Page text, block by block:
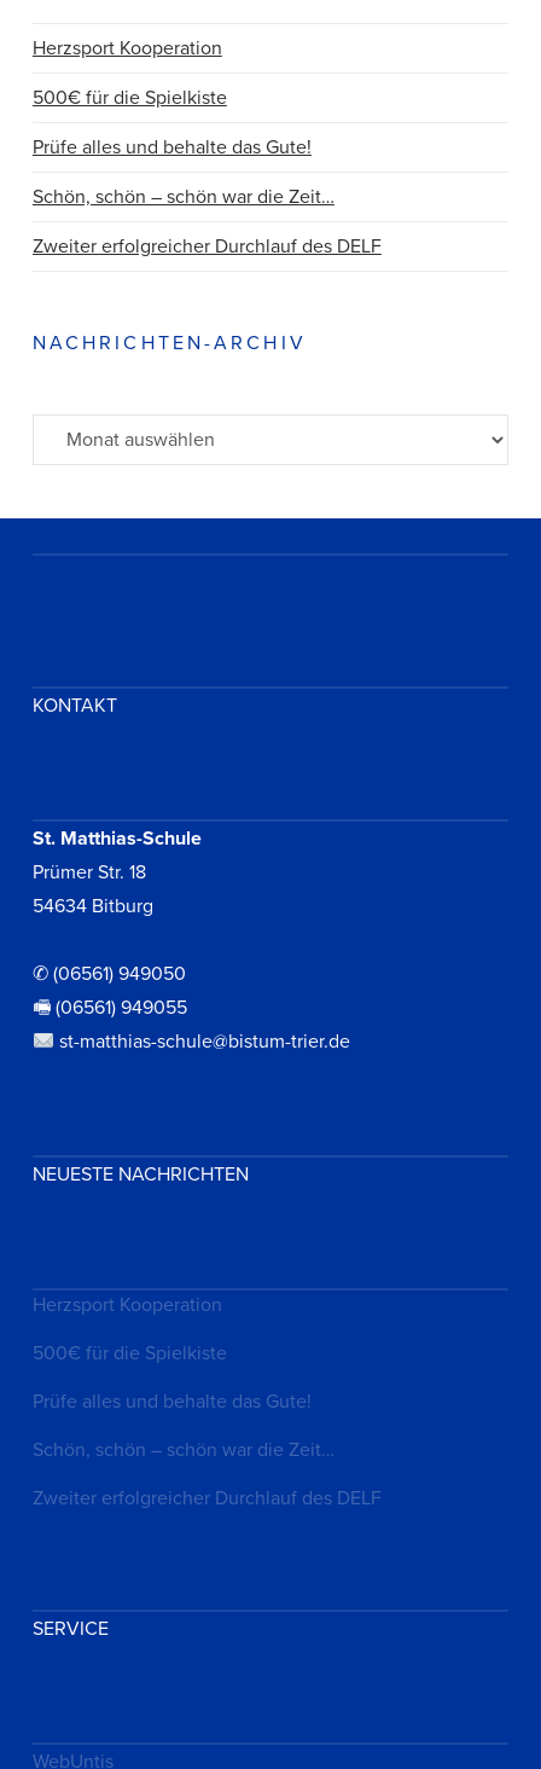
Herzsport Kooperation
500€ für die Spielkiste
Prüfe alles und behalte das Gute!
Schön, schön – schön war die Zeit…
Zweiter erfolgreicher Durchlauf des DELF
NACHRICHTEN-ARCHIV
Archiv
KONTAKT
St. Matthias-Schule
Prümer Str. 18
54634 Bitburg
✆ (06561) 949050
🖷 (06561) 949055
st-matthias-schule@bistum-trier.de
NEUESTE NACHRICHTEN
Herzsport Kooperation
500€ für die Spielkiste
Prüfe alles und behalte das Gute!
Schön, schön – schön war die Zeit…
Zweiter erfolgreicher Durchlauf des DELF
SERVICE
WebUntis